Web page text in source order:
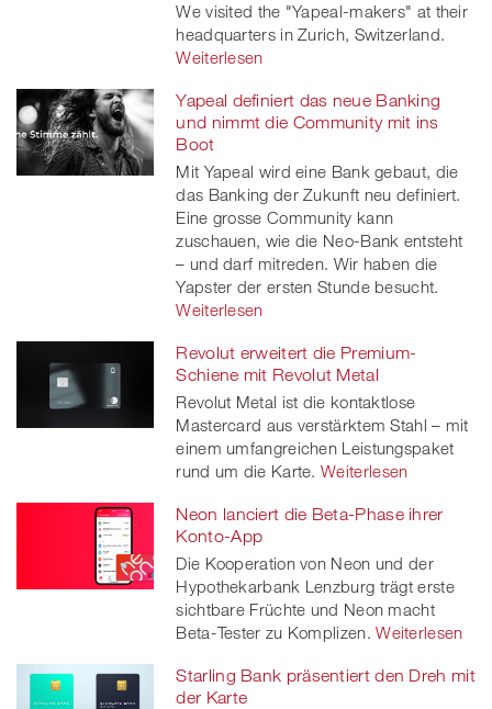
We visited the "Yapeal-makers" at their
headquarters in Zurich, Switzerland.
Weiterlesen
Yapeal definiert das neue Banking
und nimmt die Community mit ins
Boot
Mit Yapeal wird eine Bank gebaut, die
das Banking der Zukunft neu definiert.
Eine grosse Community kann
zuschauen, wie die Neo-Bank entsteht
– und darf mitreden. Wir haben die
Yapster der ersten Stunde besucht.
Weiterlesen
Revolut erweitert die Premium-
Schiene mit Revolut Metal
Revolut Metal ist die kontaktlose
Mastercard aus verstärktem Stahl – mit
einem umfangreichen Leistungspaket
rund um die Karte. Weiterlesen
Neon lanciert die Beta-Phase ihrer
Konto-App
Die Kooperation von Neon und der
Hypothekarbank Lenzburg trägt erste
sichtbare Früchte und Neon macht
Beta-Tester zu Komplizen. Weiterlesen
Starling Bank präsentiert den Dreh mit
der Karte